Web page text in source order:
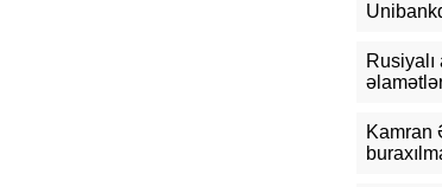
İranla
Kamran